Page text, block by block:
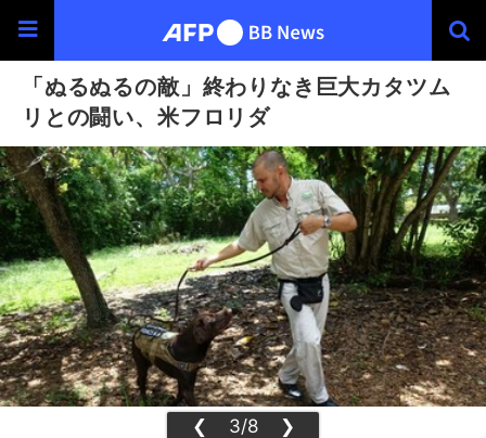
「ぬるぬるの敵」終わりなき巨大カタツム
リとの闘い、米フロリダ
❮ 3/8 ❯